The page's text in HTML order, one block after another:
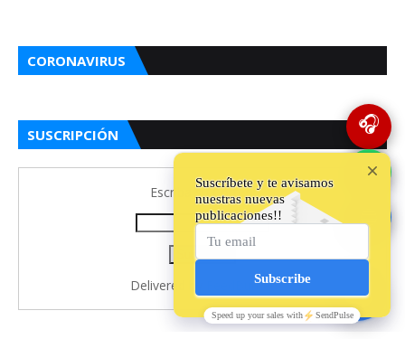
CORONAVIRUS
SUSCRIPCIÓN
Escriba su Correo:
Delivered by FeedBurner
🎧
💬
🔵